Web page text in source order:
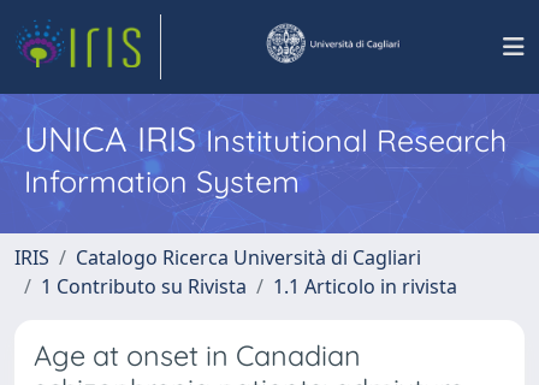
UNICA IRISInstitutional Research
Information System
IRIS
Catalogo Ricerca Università di Cagliari
1 Contributo su Rivista
1.1 Articolo in rivista
Age at onset in Canadian